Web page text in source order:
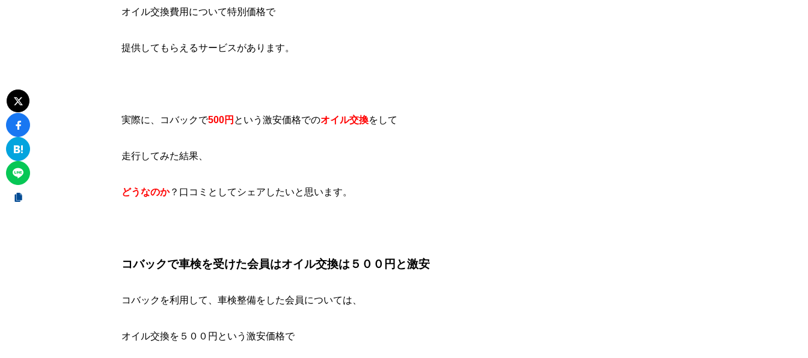
オイル交換費用について特別価格で
提供してもらえるサービスがあります。
実際に、コバックで500円 という激安価格でのオイル交換をして
走行してみた結果、
どうなのか？口コミとしてシェアしたいと思います。
コバックで車検を受けた会員はオイル交換は５００円と激安
コバックを利用して、車検整備をした会員については、
オイル交換を５００円という激安価格で